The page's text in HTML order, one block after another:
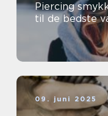
Piercing
til de bedste
09. juni 2025